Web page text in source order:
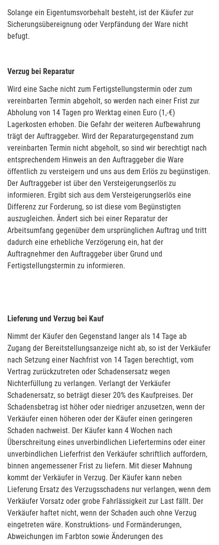
Solange ein Eigentumsvorbehalt besteht, ist der Käufer zur
Sicherungsübereignung oder Verpfändung der Ware nicht
befugt.
Verzug bei Reparatur
Wird eine Sache nicht zum Fertigstellungstermin oder zum
vereinbarten Termin abgeholt, so werden nach einer Frist zur
Abholung von 14 Tagen pro Werktag einen Euro (1,-€)
Lagerkosten erhoben. Die Gefahr der weiteren Aufbewahrung
trägt der Auftraggeber. Wird der Reparaturgegenstand zum
vereinbarten Termin nicht abgeholt, so sind wir berechtigt nach
entsprechendem Hinweis an den Auftraggeber die Ware
öffentlich zu versteigern und uns aus dem Erlös zu begünstigen.
Der Auftraggeber ist über den Versteigerungserlös zu
informieren. Ergibt sich aus dem Versteigerungserlös eine
Differenz zur Forderung, so ist diese vom Begünstigten
auszugleichen. Ändert sich bei einer Reparatur der
Arbeitsumfang gegenüber dem ursprünglichen Auftrag und tritt
dadurch eine erhebliche Verzögerung ein, hat der
Auftragnehmer den Auftraggeber über Grund und
Fertigstellungstermin zu informieren.
Lieferung und Verzug bei Kauf
Nimmt der Käufer den Gegenstand langer als 14 Tage ab
Zugang der Bereitstellungsanzeige nicht ab, so ist der Verkäufer
nach Setzung einer Nachfrist von 14 Tagen berechtigt, vom
Vertrag zurückzutreten oder Schadensersatz wegen
Nichterfüllung zu verlangen. Verlangt der Verkäufer
Schadenersatz, so beträgt dieser 20% des Kaufpreises. Der
Schadensbetrag ist höher oder niedriger anzusetzen, wenn der
Verkäufer einen höheren oder der Käufer einen geringeren
Schaden nachweist. Der Käufer kann 4 Wochen nach
Überschreitung eines unverbindlichen Liefertermins oder einer
unverbindlichen Lieferfrist den Verkäufer schriftlich auffordern,
binnen angemessener Frist zu liefern. Mit dieser Mahnung
kommt der Verkäufer in Verzug. Der Käufer kann neben
Lieferung Ersatz des Verzugsschadens nur verlangen, wenn dem
Verkäufer Vorsatz oder grobe Fahrlässigkeit zur Last fällt. Der
Verkäufer haftet nicht, wenn der Schaden auch ohne Verzug
eingetreten wäre. Konstruktions- und Formänderungen,
Abweichungen im Farbton sowie Änderungen des